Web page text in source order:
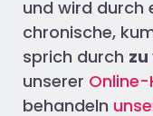
und wird durch
chronische,
sprich durch zu
unserer
behandeln